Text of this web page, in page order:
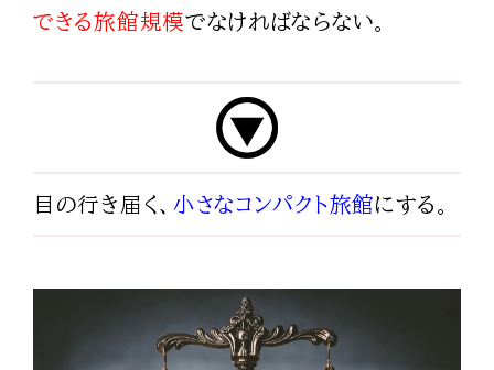
できる旅館規模でなければならない。
目の行き届く、 小さなコンパクト旅館にする。